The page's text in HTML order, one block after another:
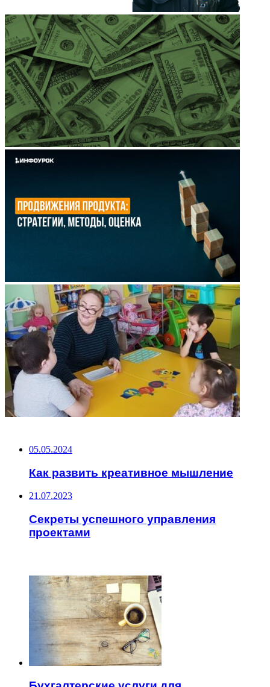
05.05.2024
Как развить креативное мышление
21.07.2023
Секреты успешного управления
проектами